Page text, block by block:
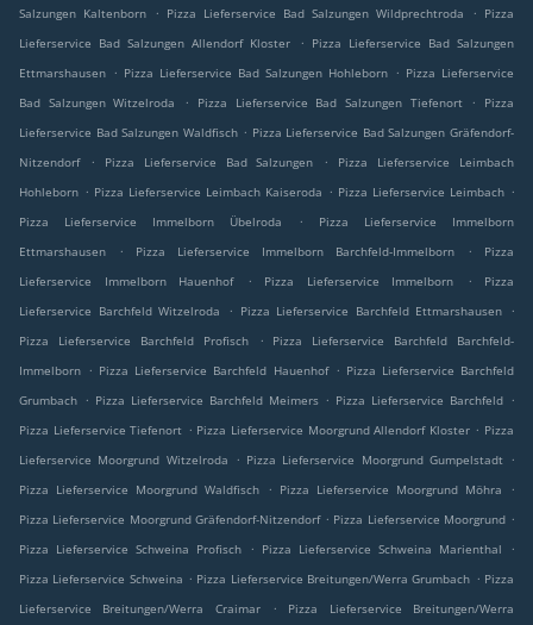
Salzungen Kaltenborn
. Pizza Lieferservice Bad Salzungen Wildprechtroda . Pizza
Lieferservice Bad Salzungen Allendorf Kloster
. Pizza Lieferservice Bad Salzungen
Ettmarshausen . Pizza Lieferservice Bad Salzungen Hohleborn . Pizza Lieferservice
Bad Salzungen Witzelroda
. Pizza Lieferservice Bad Salzungen Tiefenort .
Pizza
Lieferservice Bad Salzungen Waldfisch . Pizza Lieferservice Bad Salzungen Gräfendorf-
Nitzendorf
. Pizza Lieferservice Bad Salzungen .
Pizza Lieferservice Leimbach
Hohleborn . Pizza Lieferservice Leimbach Kaiseroda . Pizza Lieferservice Leimbach .
Pizza Lieferservice Immelborn Übelroda
.
Pizza Lieferservice Immelborn
Ettmarshausen
. Pizza Lieferservice Immelborn Barchfeld-Immelborn .
Pizza
Lieferservice Immelborn Hauenhof
. Pizza Lieferservice Immelborn .
Pizza
Lieferservice Barchfeld Witzelroda
. Pizza Lieferservice Barchfeld Ettmarshausen
.
Pizza Lieferservice Barchfeld Profisch
.
Pizza Lieferservice Barchfeld Barchfeld-
Immelborn . Pizza Lieferservice Barchfeld Hauenhof . Pizza Lieferservice Barchfeld
Grumbach . Pizza Lieferservice Barchfeld Meimers . Pizza Lieferservice Barchfeld .
Pizza Lieferservice Tiefenort . Pizza Lieferservice Moorgrund Allendorf Kloster . Pizza
Lieferservice Moorgrund Witzelroda
. Pizza Lieferservice Moorgrund Gumpelstadt .
Pizza Lieferservice Moorgrund Waldfisch
. Pizza Lieferservice Moorgrund Möhra
.
Pizza Lieferservice Moorgrund Gräfendorf-Nitzendorf . Pizza Lieferservice Moorgrund .
Pizza Lieferservice Schweina Profisch
. Pizza Lieferservice Schweina Marienthal
.
Pizza Lieferservice Schweina . Pizza Lieferservice Breitungen/Werra Grumbach . Pizza
Lieferservice Breitungen/Werra Craimar
.
Pizza Lieferservice Breitungen/Werra